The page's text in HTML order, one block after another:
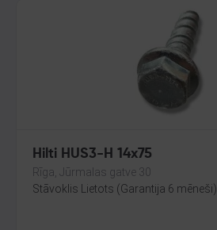
Hilti HUS3-H 14x75
Rīga, Jūrmalas gatve 30
Stāvoklis Lietots (Garantija 6 mēneši)